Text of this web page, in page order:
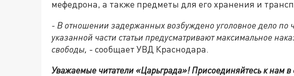
мефедрона, а также предметы для его хранения и
- В отношении задержанных возбуждено уголовное дело по
указанной части статьи предусматривают максимальное
свободы, - сообщает УВД Краснодара.
Уважаемые читатели «Царьграда»!Присоединяйтесь к нам в